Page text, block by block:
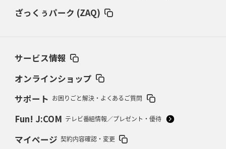
2026年2月19日(木)更新
37年女子W杯招致への課題と期待
2026年2月12日(木)更新
2026年2月5日(木)更新
ざっくぅパーク (ZAQ)
サービス情報
オンラインショップ
サポート お困りごと解決・よくあるご質問
Fun! J:COM テレビ番組情報／プレゼント・優待
マイページ 契約内容確認・変更